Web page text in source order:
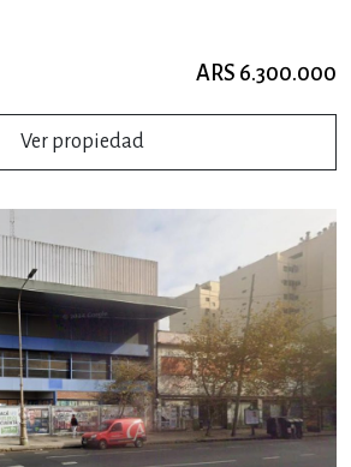
ARS 6.300.000
Ver propiedad